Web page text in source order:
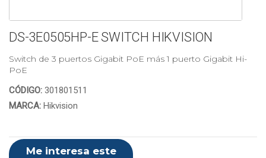
DS-3E0505HP-E SWITCH HIKVISION
Switch de 3 puertos Gigabit PoE más 1 puerto Gigabit Hi-
PoE
CÓDIGO: 301801511
MARCA: Hikvision
Me interesa este